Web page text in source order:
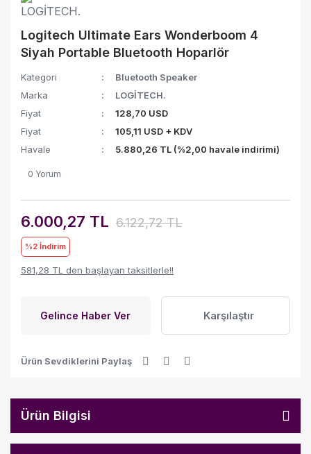
Logitech Ultimate Ears Wonderboom 4
Siyah Portable Bluetooth Hoparlör
Kategori
Bluetooth Speaker
Marka
LOGİTECH.
Fiyat
128,70 USD
Fiyat
105,11 USD + KDV
Havale
5.880,26 TL (%2,00 havale indirimi)
0 Yorum
6.000,27 TL 6.122,72 TL
%2 İndirim
581,28 TL den başlayan taksitlerle!!
Gelince Haber Ver Karşılaştır
Ürün Sevdiklerini Paylaş
Ürün Bilgisi